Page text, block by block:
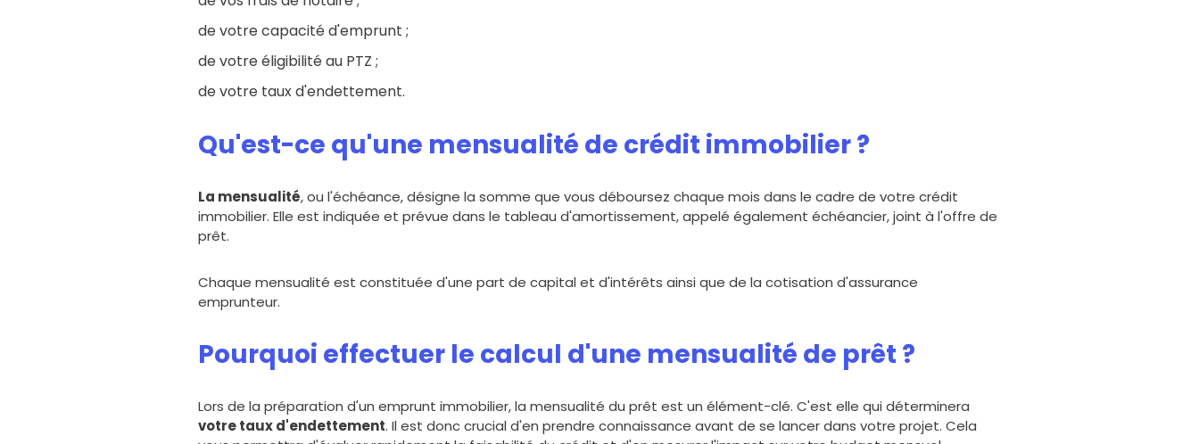
Mensualité totale
Coût total du crédit
de votre capacité d'emprunt ;
de votre éligibilité au PTZ ;
de votre taux d'endettement.
Qu'est-ce qu'une mensualité de crédit immobilier ?
La mensualité, ou l'échéance, désigne la somme que vous déboursez chaque mois dans le cadre de votre crédit
immobilier. Elle est indiquée et prévue dans le tableau d'amortissement, appelé également échéancier, joint à l'offre de
prêt.
Chaque mensualité est constituée d'une part de capital et d'intérêts ainsi que de la cotisation d'assurance
emprunteur.
Pourquoi effectuer le calcul d'une mensualité de prêt ?
Lors de la préparation d'un emprunt immobilier, la mensualité du prêt est un élément-clé. C'est elle qui déterminera
votre taux d'endettement. Il est donc crucial d'en prendre connaissance avant de se lancer dans votre projet. Cela